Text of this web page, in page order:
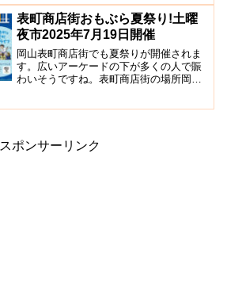
美しい森ビジターセンターでの簡単な利
用登録が必要です。）自然を...
表町商店街おもぶら夏祭り!土曜
夜市2025年7月19日開催
岡山表町商店街でも夏祭りが開催されま
す。広いアーケードの下が多くの人で賑
わいそうですね。表町商店街の場所岡山
スポンサーリンク